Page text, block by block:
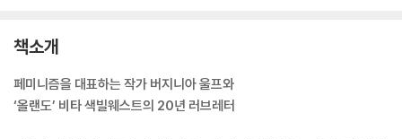
책소개
페미니즘을 대표하는 작가 버지니아 울프와
‘올랜도’ 비타 색빌웨스트의 20년 러브레터